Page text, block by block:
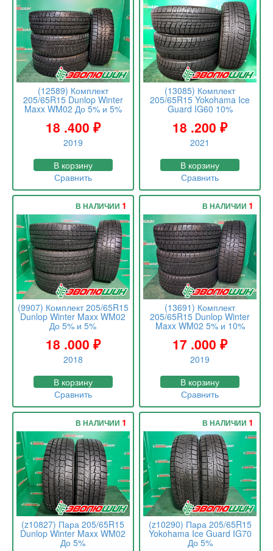
(12589) Комплект
205/65R15 Dunlop Winter
Maxx WM02 До 5% и 5%
18 .400 ₽
2019
В корзину
Сравнить
(13085) Комплект
205/65R15 Yokohama Ice
Guard IG60 10%
18 .200₽
2021
В корзину
Сравнить
(9907) Комплект 205/65R15
Dunlop Winter Maxx WM02
До 5% и 5%
18 .000 ₽
2018
В НАЛИЧИИ 1
В корзину
Сравнить
(13691) Комплект
205/65R15 Dunlop Winter
Maxx WM02 5% и 10%
17 .000₽
2019
В НАЛИЧИИ 1
В корзину
Сравнить
(z10827) Пара 205/65R15
Dunlop Winter Maxx WM02
До 5%
В НАЛИЧИИ 1
(z10290) Пара 205/65R15
Yokohama Ice Guard IG70
До 5%
В НАЛИЧИИ 1